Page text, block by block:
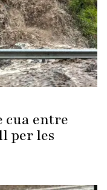
cua entre
per les